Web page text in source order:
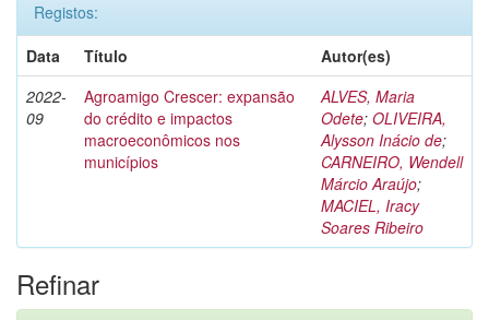
Registos:
Data
Título
Autor(es)
2022-
09
Agroamigo Crescer: expansão
do crédito e impactos
macroeconômicos nos
municípios
ALVES, Maria
Odete; OLIVEIRA,
Alysson Inácio de;
CARNEIRO, Wendell
Márcio Araújo;
MACIEL, Iracy
Soares Ribeiro
Refinar